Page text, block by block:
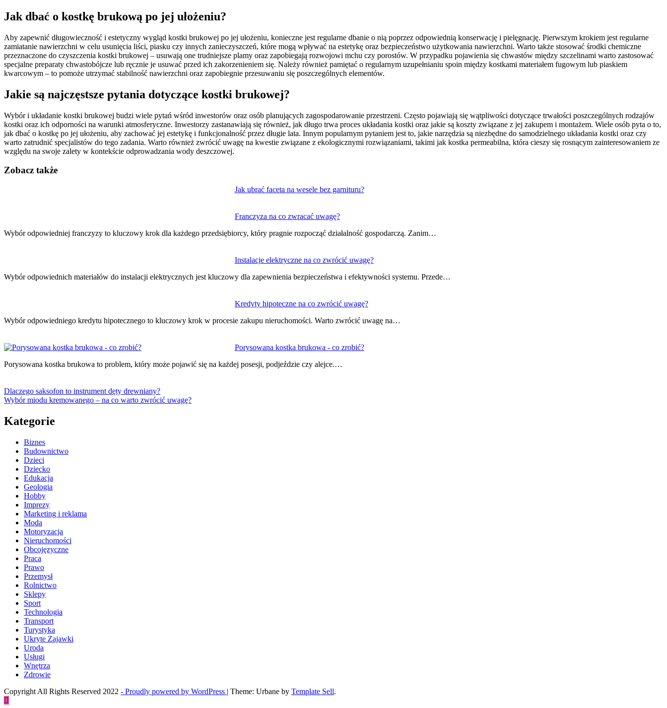
Jak dbać o kostkę brukową po jej ułożeniu?
Aby zapewnić długowieczność i estetyczny wygląd kostki brukowej po jej ułożeniu, konieczne jest regularne dbanie o nią poprzez odpowiednią konserwację i pielęgnację. Pierwszym krokiem jest regularne
zamiatanie nawierzchni w celu usunięcia liści, piasku czy innych zanieczyszczeń, które mogą wpływać na estetykę oraz bezpieczeństwo użytkowania nawierzchni. Warto także stosować środki chemiczne
przeznaczone do czyszczenia kostki brukowej – usuwają one trudniejsze plamy oraz zapobiegają rozwojowi mchu czy porostów. W przypadku pojawienia się chwastów między szczelinami warto zastosować
specjalne preparaty chwastobójcze lub ręcznie je usuwać przed ich zakorzenieniem się. Należy również pamiętać o regularnym uzupełnianiu spoin między kostkami materiałem fugowym lub piaskiem
kwarcowym – to pomoże utrzymać stabilność nawierzchni oraz zapobiegnie przesuwaniu się poszczególnych elementów.
Jakie są najczęstsze pytania dotyczące kostki brukowej?
Wybór i układanie kostki brukowej budzi wiele pytań wśród inwestorów oraz osób planujących zagospodarowanie przestrzeni. Często pojawiają się wątpliwości dotyczące trwałości poszczególnych rodzajów
kostki oraz ich odporności na warunki atmosferyczne. Inwestorzy zastanawiają się również, jak długo trwa proces układania kostki oraz jakie są koszty związane z jej zakupem i montażem. Wiele osób pyta o to,
jak dbać o kostkę po jej ułożeniu, aby zachować jej estetykę i funkcjonalność przez długie lata. Innym popularnym pytaniem jest to, jakie narzędzia są niezbędne do samodzielnego układania kostki oraz czy
warto zatrudnić specjalistów do tego zadania. Warto również zwrócić uwagę na kwestie związane z ekologicznymi rozwiązaniami, takimi jak kostka permeabilna, która cieszy się rosnącym zainteresowaniem ze
względu na swoje zalety w kontekście odprowadzania wody deszczowej.
Zobacz także
Jak ubrać faceta na wesele bez garnituru?
Franczyza na co zwracać uwagę?
Wybór odpowiedniej franczyzy to kluczowy krok dla każdego przedsiębiorcy, który pragnie rozpocząć działalność gospodarczą. Zanim…
Instalacje elektryczne na co zwrócić uwagę?
Wybór odpowiednich materiałów do instalacji elektrycznych jest kluczowy dla zapewnienia bezpieczeństwa i efektywności systemu. Przede…
Kredyty hipoteczne na co zwrócić uwagę?
Wybór odpowiedniego kredytu hipotecznego to kluczowy krok w procesie zakupu nieruchomości. Warto zwrócić uwagę na…
Porysowana kostka brukowa - co zrobić?
Porysowana kostka brukowa to problem, który może pojawić się na każdej posesji, podjeździe czy alejce.…
Dlaczego saksofon to instrument dęty drewniany?
Wybór miodu kremowanego – na co warto zwrócić uwagę?
Kategorie
Biznes
Budownictwo
Dzieci
Dziecko
Edukacja
Geologia
Hobby
Imprezy
Marketing i reklama
Moda
Motoryzacja
Nieruchomości
Obcojęzyczne
Praca
Prawo
Przemysł
Rolnictwo
Sklepy
Sport
Technologia
Transport
Turystyka
Ukryte Zajawki
Uroda
Usługi
Wnętrza
Zdrowie
Copyright All Rights Reserved 2022 - Proudly powered by WordPress | Theme: Urbane by Template Sell.